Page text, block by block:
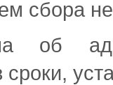
сбора
об
сроки,